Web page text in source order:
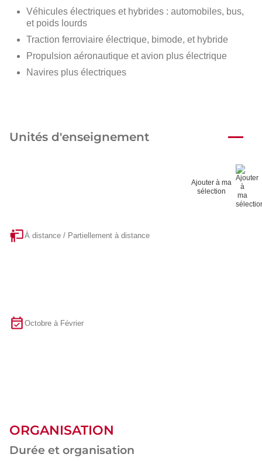
Véhicules électriques et hybrides : automobiles, bus,
et poids lourds
Traction ferroviaire électrique, bimode, et hybride
Propulsion aéronautique et avion plus électrique
Navires plus électriques
Unités d'enseignement
Ajouter à ma
sélection
À distance / Partiellement à distance
Octobre à Février
ORGANISATION
Durée et organisation